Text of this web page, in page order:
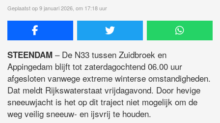
Geplaatst op 9 januari 2026, om 17:18 uur
STEENDAM – De N33 tussen Zuidbroek en
Appingedam blijft tot zaterdagochtend 06.00 uur
afgesloten vanwege extreme winterse omstandigheden.
Dat meldt Rijkswaterstaat vrijdagavond. Door hevige
sneeuwjacht is het op dit traject niet mogelijk om de
weg veilig sneeuw- en ijsvrij te houden.